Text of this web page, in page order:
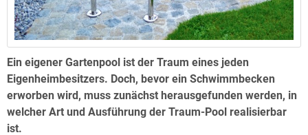
Ein eigener Gartenpool ist der Traum eines jeden
Eigenheimbesitzers. Doch, bevor ein Schwimmbecken
erworben wird, muss zunächst herausgefunden werden, in
welcher Art und Ausführung der Traum-Pool realisierbar
ist.